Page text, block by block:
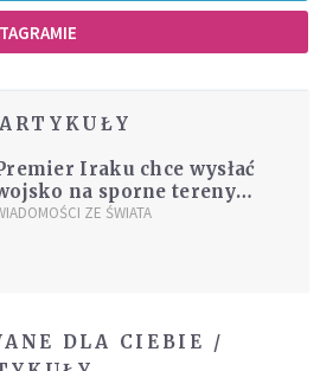
Iraku chce wysłać
na sporne tereny
ZE ŚWIATA
DLA CIEBIE /